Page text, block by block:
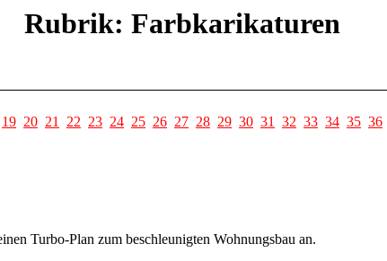
Rubrik: Farbkarikaturen
19 20 21 22 23 24 25 26 27 28 29 30 31 32 33 34 35 36
Turbo-Plan zum beschleunigten Wohnungsbau an.